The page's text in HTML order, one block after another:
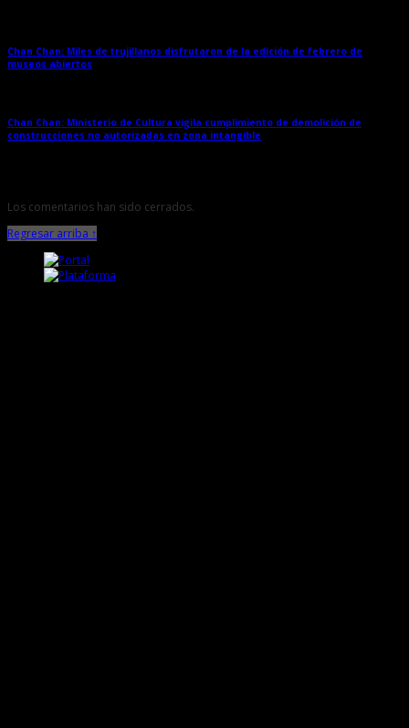
Chan Chan: Miles de trujillanos disfrutaron de la edición de febrero de
museos abiertos
Chan Chan: Ministerio de Cultura vigila cumplimiento de demolición de
construcciones no autorizadas en zona intangible
Los comentarios han sido cerrados.
Regresar arriba ↑